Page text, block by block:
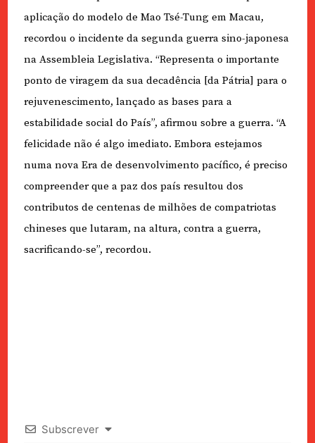
aplicação do modelo de Mao Tsé-Tung em Macau,
recordou o incidente da segunda guerra sino-japonesa
na Assembleia Legislativa. “Representa o importante
ponto de viragem da sua decadência [da Pátria] para o
rejuvenescimento, lançado as bases para a
estabilidade social do País”, afirmou sobre a guerra. “A
felicidade não é algo imediato. Embora estejamos
numa nova Era de desenvolvimento pacífico, é preciso
compreender que a paz dos país resultou dos
contributos de centenas de milhões de compatriotas
chineses que lutaram, na altura, contra a guerra,
sacrificando-se”, recordou.
Subscrever